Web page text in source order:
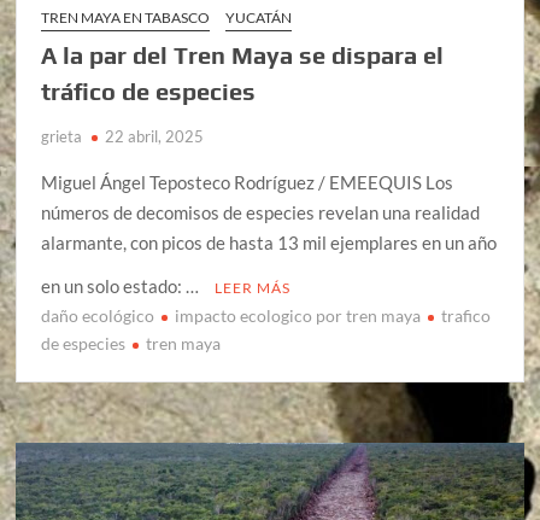
TREN MAYA EN TABASCO
YUCATÁN
A la par del Tren Maya se dispara el
tráfico de especies
grieta 22 abril, 2025
Miguel Ángel Teposteco Rodríguez / EMEEQUIS Los
números de decomisos de especies revelan una realidad
alarmante, con picos de hasta 13 mil ejemplares en un año
en un solo estado: …
LEER MÁS
daño ecológico impacto ecologico por tren maya
trafico
de especies
tren maya